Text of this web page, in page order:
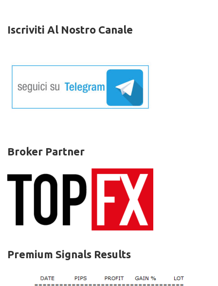
Iscriviti Al Nostro Canale
Broker Partner
Premium Signals Results